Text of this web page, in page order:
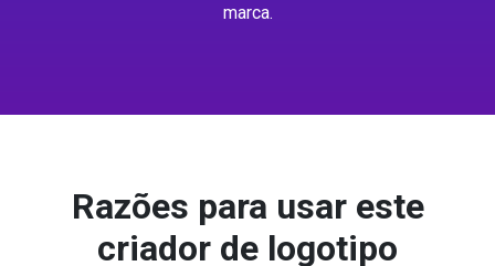
marca.
Razões para usar este
criador de logotipo